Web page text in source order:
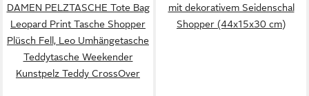
DAMEN PELZTASCHE Tote Bag
Leopard Print Tasche Shopper
Plüsch Fell, Leo Umhängetasche
Teddytasche Weekender
Kunstpelz Teddy CrossOver
mit dekorativem Seidenschal
Shopper (44x15x30 cm)